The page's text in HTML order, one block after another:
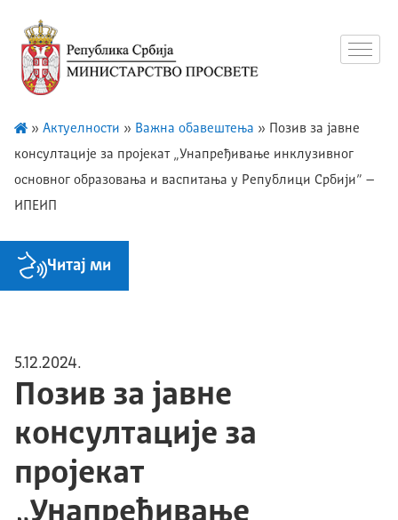
» Актуелности » Важна обавештења » Позив за јавне
консултације за пројекат „Унапређивање инклузивног
основног образовања и васпитања у Републици Србији” –
ИПЕИП
Читај ми
5.12.2024.
Позив за јавне
консултације за
пројекат
„Унапређивање